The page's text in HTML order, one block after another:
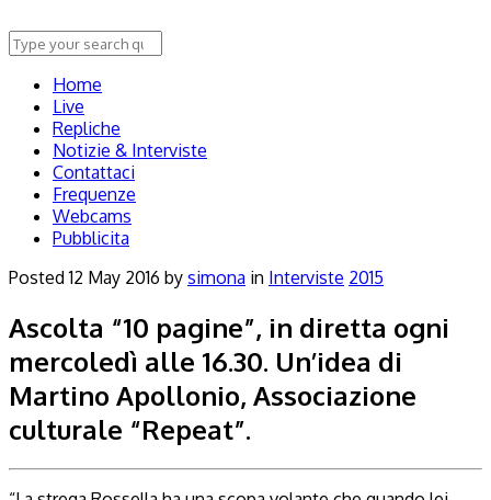
Home
Live
Repliche
Notizie & Interviste
Contattaci
Frequenze
Webcams
Pubblicita
Posted12 May 2016 by simona in Interviste 2015
Ascolta “10 pagine”, in diretta ogni
mercoledì alle 16.30. Un’idea di
Martino Apollonio, Associazione
culturale “Repeat”.